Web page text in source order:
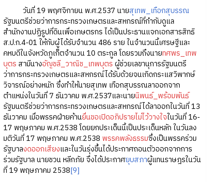
วันที่ 19 พฤศจิกายน พ.ศ.2537 นายสุเทพ_เทือกสุบรรณ
รัฐมนตรีช่วยว่าการกระทรวงเกษตรและสหกรณ์ที่กำกับดูแล
สำนักงานปฏิรูปที่ดินเพื่อเกษตรกร ได้เป็นประธานแจกเอกสารสิทธิ
ส.ป.ก.4-01 ให้กับผู้ได้รับจำนวน 486 ราย ในจำนวนนี้เศรษฐีและ
คหบดีในจังหวัดภูเก็ตจำนวน 10 ตระกูล โดยรวมถึงนายทศพร_เทพ
บุตร สามีนางอัญชลี_วาณิช_เทพบุตร ผู้ช่วยเลขานุการรัฐมนตรี
ว่าการกระทรวงเกษตรและสหกรณ์ได้รับด้วยจนเกิดกระแสวิพากษ์
วิจารณ์อย่างหนัก ซึ่งทำให้นายสุเทพ เทือกสุบรรณลาออกจาก
ตำแหน่งในวันที่ 7 ธันวาคม พ.ศ.2537และนายนิพนธ์_พร้อมพันธ์
รัฐมนตรีช่วยว่าการกระทรวงเกษตรและสหกรณ์ได้ลาออกในวันที่ 13
ธันวาคม เมื่อพรรคฝ่ายค้านยื่นขอเปิดอภิปรายไม่ไว้วางใจในวันที่ 16-
17 พฤษภาคม พ.ศ.2538 โดยยกประเด็นนี้เป็นประเด็นหลัก ในวันลง
มติวันที่ 17 พฤษภาคม พ.ศ.2538 พรรคพลังธรรมซึ่งเป็นพรรคร่วม
รัฐบาลงดออกเสียงและในวันรุ่งขึ้นได้ประกาศถอนตัวออกจากการ
ร่วมรัฐบาล นายชวน หลีกภัย จึงได้ประกาศยุบสภาผู้แทนราษฎรในวัน
ที่ 19 พฤษภาคม 2538[9]